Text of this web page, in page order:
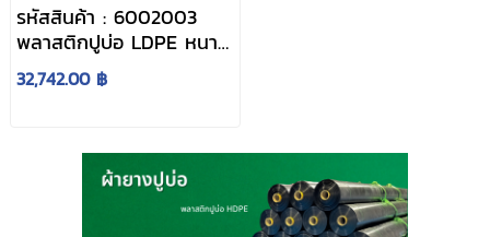
รหัสสินค้า : 6002003
พลาสติกปูบ่อ LDPE หนา
0.5 mm.
32,742.00 ฿